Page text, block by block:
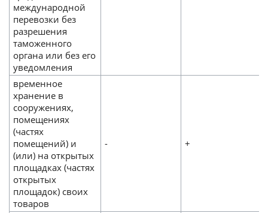
международной
перевозки без
разрешения
таможенного
органа или без его
уведомления
временное
хранение в
сооружениях,
помещениях
(частях
помещений) и
(или) на открытых
площадках (частях
открытых
площадок) своих
товаров
- +